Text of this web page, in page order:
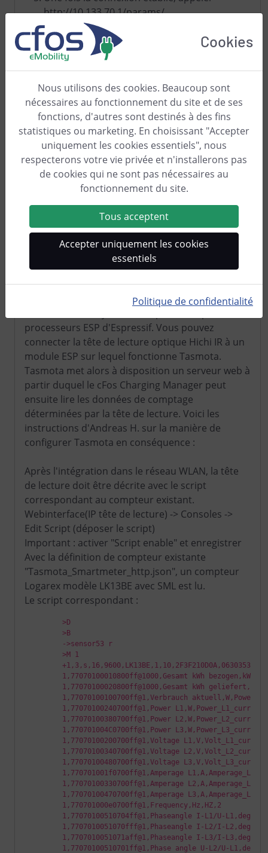
http://10.133.70.1/params/
Indiquer le nom d'utilisateur "admin" et le
mot de passe comme ci-dessus
Tout en bas, mettre l'attribut
"webserver_force_enable" sur "true" (taper !)
et "Store params to flash"
Débrancher et rebrancher encore une fois,
maintenant le Pulse-Bridge devrait
redémarrer "normalement"
Maintenant, créer un nouveau compteur dans la
Wallbox du type "SLM Meter HTTP" et indiquer
comme adresse "http://admin:Passwort comme
oben@IP-der-Tibber-Bridge/data.json?node_id=1".
Voici encore des indications importantes sur la
manipulation du Tibber Pulse.
Lire les compteurs avec Tasmota
processeurs ESP d'Espressif. Vous pouvez
connecter la tête de lecture optique Hichi IR à un
module ESP sur lequel fonctionne Tasmota.
Tasmota met alors à disposition un serveur web à
partir duquel le cFos Charging Manager peut
ensuite lire les données de comptage
déterminées par la tête de lecture. Voici les
instructions d'Andreas H. sur la manière de
configurer Tasmota en conséquence :
Après l'intégration dans le réseau WLAN, la tête
de lecture doit être décrite avec le script
correspondant au compteur existant.
Webinterface(IP tête de lecture) -> Consoles ->
Edit Script (déposer le script)
Important : activer "Script enable" et enregistrer
Avec la définition de compteur existante
"Tasmota_Smartmeter_http.json", un compteur
Logarex modèle LK13BE avec SML est lu.
Le script correspondant :
         >D
         >B
         ->sensor53 r
         >M 1
1,77070100010800ff@1000,Gesamt kWh
1,77070100020800ff@1000,Gesamt kWh
1,77070100100700ff@1,Verbrauch
         1,77070100240700ff@1,Power L1,W,Power_L1_curr,0
         1,77070100380700ff@1,Power L2,W,Power_L2_curr,0
         1,770701004C0700ff@1,Power L3,W,Power_L3_curr,0
         1,77070100200700ff@1,Voltage L1,V,Volt_L1_curr,1
         1,77070100340700ff@1,Voltage L2,V,Volt_L2_curr,1
         1,77070100480700ff@1,Voltage L3,V,Volt_L3_curr,1
1,770701001f0700ff@1,Amperage
1,77070100330700ff@1,Amperage
1,77070100470700ff@1,Amperage
         1,770701000e0700ff@1,Frequency,Hz,HZ,2
1,77070100510704ff@1,Phaseangle I-L1/U-
1,7707010051070fff@1,Phaseangle I-L2/I-
1,7707010051071aff@1,Phaseangle I-L3/I-
1,77070100510701ff@1,Phase angle U-L2/U-
Cookies
Nous utilisons des cookies. Beaucoup sont
nécessaires au fonctionnement du site et de ses
fonctions, d'autres sont destinés à des fins
statistiques ou marketing. En choisissant "Accepter
uniquement les cookies essentiels", nous
respecterons votre vie privée et n'installerons pas
de cookies qui ne sont pas nécessaires au
fonctionnement du site.
Tous acceptent
Accepter uniquement les cookies
essentiels
Politique de confidentialité